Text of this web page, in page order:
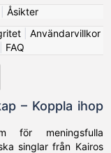
Åsikter
| Användarvillkor
FAQ
– Koppla ihop
för meningsfulla
singlar från Kairos